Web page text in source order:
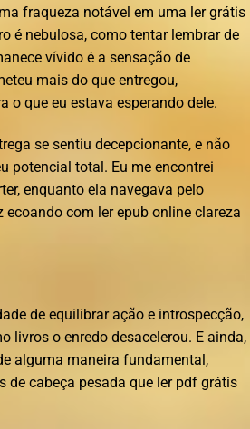
fraqueza notável em uma ler grátis
é nebulosa, como tentar lembrar de
vívido é a sensação de
mais do que entregou,
o que eu estava esperando dele.
se sentiu decepcionante, e não
potencial total. Eu me encontrei
enquanto ela navegava pelo
com ler epub online clareza
de equilibrar ação e introspecção,
livros o enredo desacelerou. E ainda,
alguma maneira fundamental,
de cabeça pesada que ler pdf grátis